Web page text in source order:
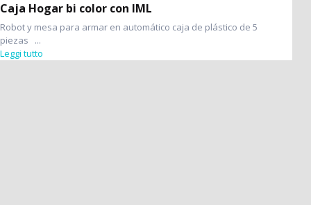
Caja Hogar bi color con IML
Robot y mesa para armar en automático caja de plástico de 5
piezas ...
Leggi tutto